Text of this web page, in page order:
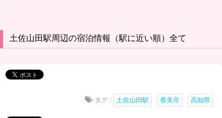
土佐山田駅周辺の宿泊情報（駅に近い順）全て
タグ : 土佐山田駅 香美市 高知県